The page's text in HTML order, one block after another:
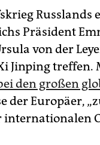
Russlands
Präsident
von der
Jinping treffen.
den großen
der Europäer,